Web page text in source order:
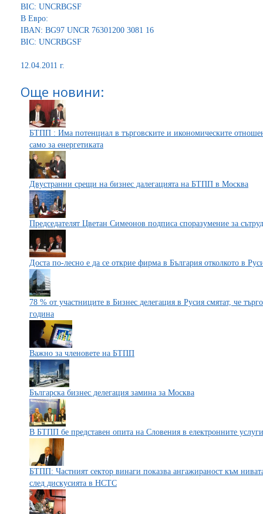
BIC: UNCRBGSF
В Евро:
IBAN: BG97 UNCR 76301200 3081 16
BIC: UNCRBGSF
12.04.2011 г.
Още новини:
БТПП : Има потенциал в търговските и икономическите
само за енергетиката
Двустранни срещи на бизнес далегацията на БТПП в Москва
Председателят Цветан Симеонов подписа споразумение за
Доста по-лесно е да се открие фирма в България отколкото в
78 % от участниците в Бизнес делегация в Русия смятат, че
година
Важно за членовете на БТПП
Българска бизнес делегация замина за Москва
В БТПП бе представен опита на Словения в електронните
БТПП: Частният сектор винаги показва ангажираност към
след дискусията в НСТС